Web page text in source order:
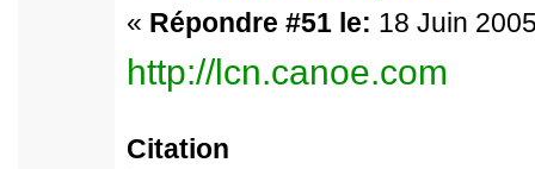
« Répondre #51 le: 18 Juin
http://lcn.canoe.com
Citation